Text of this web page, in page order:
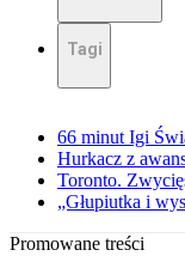
Tagi
66 minut Igi
Hurkacz z
Toronto.
„Głupiutka i
Promowane treści